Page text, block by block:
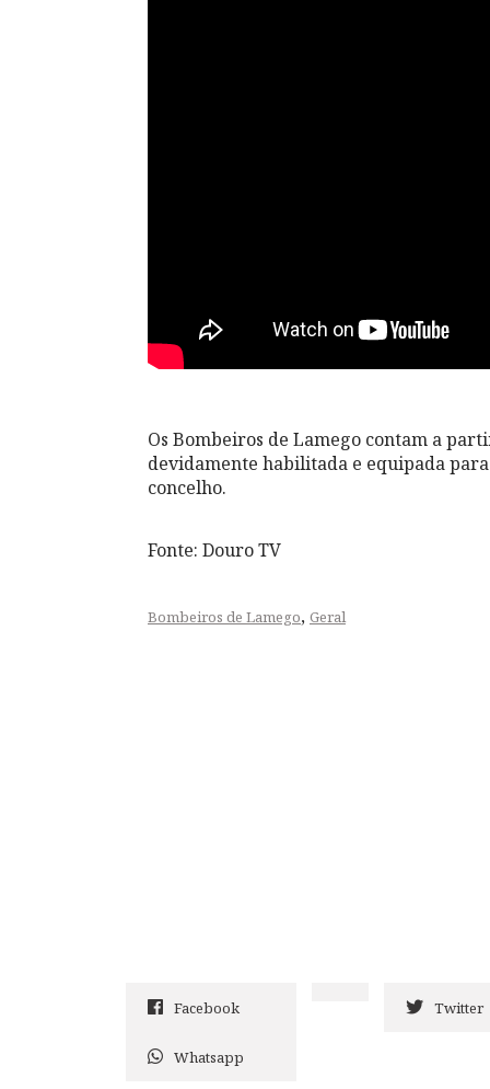
Os Bombeiros de Lamego contam a
devidamente habilitada e equipada
concelho.
Fonte: Douro TV
Bombeiros de Lamego, Geral
Facebook Twitter
Whatsapp